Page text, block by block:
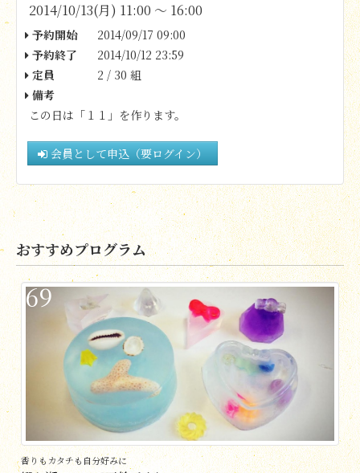
2014/10/13(月) 11:00 〜 16:00
予約開始
2014/09/17 09:00
予約終了
2014/10/12 23:59
定員
2 / 30 組
備考
この日は「１１」を作ります。
会員として申込（要ログイン）
おすすめプログラム
69
香りもカタチも自分好みに